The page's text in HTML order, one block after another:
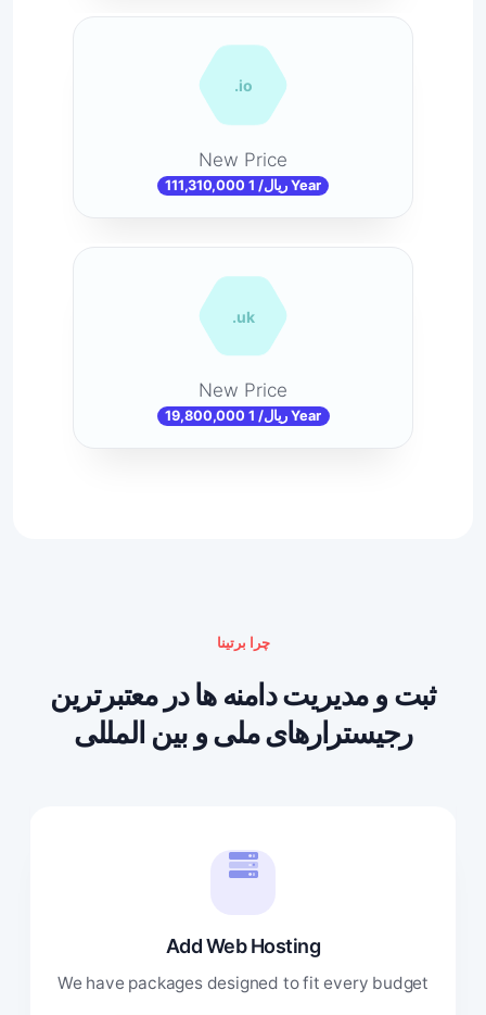
.io
New Price
111,310,000 ریال/ 1 Year
.uk
New Price
19,800,000 ریال/ 1 Year
چرا برتینا
ثبت و مدیریت دامنه ها در معتبرترین
رجیسترارهای ملی و بین المللی
Add Web Hosting
We have packages designed to fit every budget